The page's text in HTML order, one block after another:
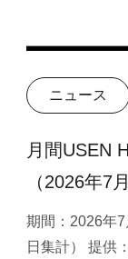
ニュース
月間USEN
（2026年7
期間：2026年
日集計） 提供